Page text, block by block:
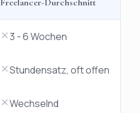
Freelancer-Durchschnitt
3 - 6 Wochen
Stundensatz, oft offen
Wechselnd